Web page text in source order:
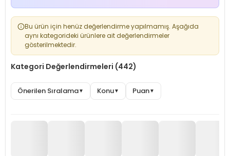
Bu ürün için henüz değerlendirme yapılmamış. Aşağıda
aynı kategorideki ürünlere ait değerlendirmeler
gösterilmektedir.
Kategori Değerlendirmeleri (442)
Önerilen Sıralama▼ Konu▼ Puan▼